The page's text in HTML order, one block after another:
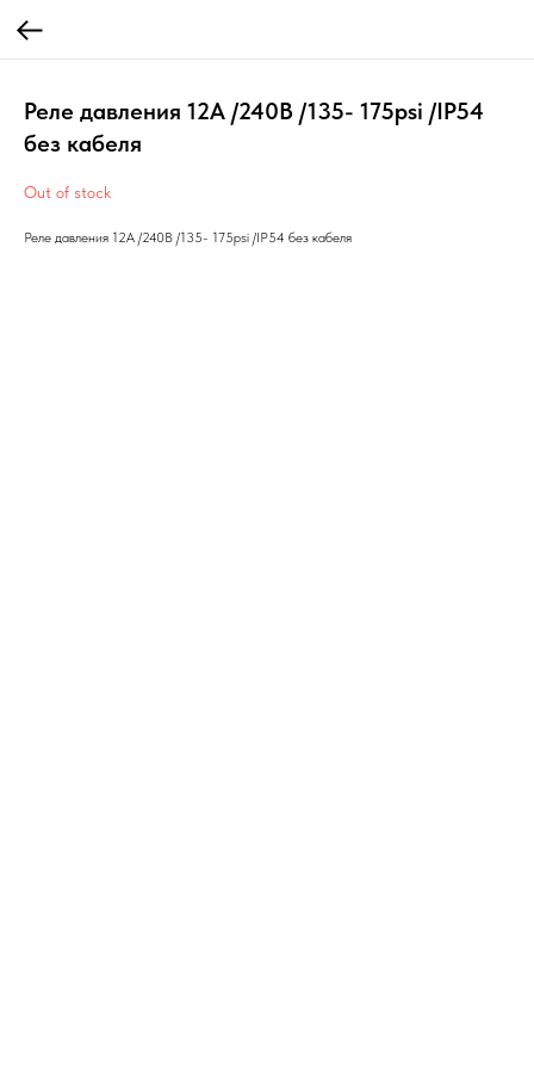
Реле давления 12А /240В /135- 175psi /IP54
без кабеля
Out of stock
Реле давления 12А /240В /135- 175psi /IP54 без кабеля